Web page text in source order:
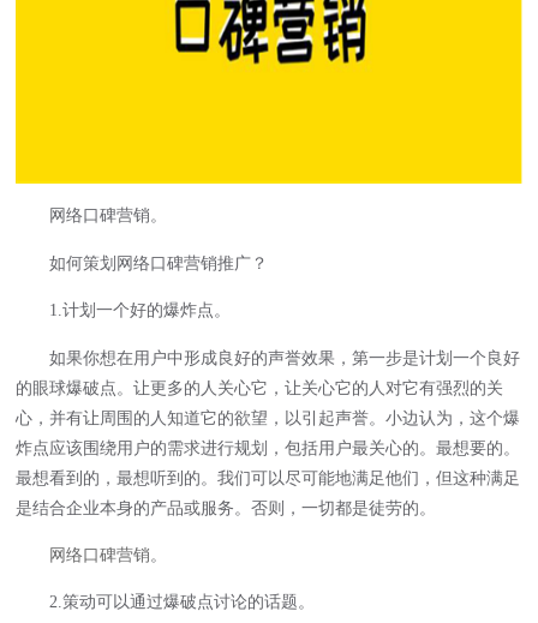
网络口碑营销。
如何策划网络口碑营销推广？
1.计划一个好的爆炸点。
如果你想在用户中形成良好的声誉效果，第一步是计划一个良好
的眼球爆破点。让更多的人关心它，让关心它的人对它有强烈的关
心，并有让周围的人知道它的欲望，以引起声誉。小边认为，这个爆
炸点应该围绕用户的需求进行规划，包括用户最关心的。最想要的。
最想看到的，最想听到的。我们可以尽可能地满足他们，但这种满足
是结合企业本身的产品或服务。否则，一切都是徒劳的。
网络口碑营销。
2.策动可以通过爆破点讨论的话题。